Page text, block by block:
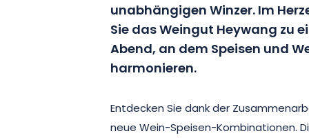
unabhängigen Winzer. Im
Sie das Weingut Heywang zu
Abend, an dem Speisen und
harmonieren.
Entdecken Sie dank der
neue Wein-Speisen-Kombinationen.